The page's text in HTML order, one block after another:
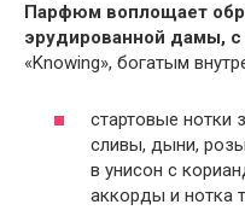
Парфюм воплощает
эрудированной дамы,
«Knowing», богатым
стартовые нотки
сливы, дыни,
в унисон с
аккорды и нотка